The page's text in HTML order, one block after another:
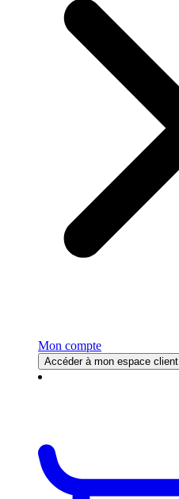
Mon compte
Accéder à mon espace client